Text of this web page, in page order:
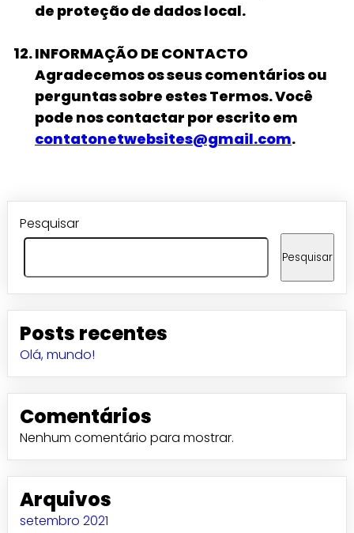
de proteção de dados local.
INFORMAÇÃO DE CONTACTO
Agradecemos os seus comentários ou
perguntas sobre estes Termos. Você
pode nos contactar por escrito em
contatonetwebsites@gmail.com.
Pesquisar
Pesquisar
Posts recentes
Olá, mundo!
Comentários
Nenhum comentário para mostrar.
Arquivos
setembro 2021